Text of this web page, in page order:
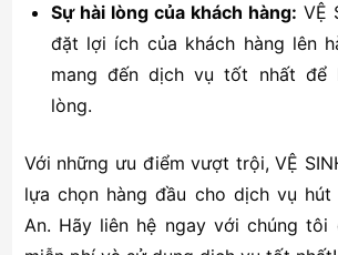
Sự hài lòng của khách hàng: VỆ
đặt lợi ích của khách hàng lên
mang đến dịch vụ tốt nhất để
lòng.
Với những ưu điểm vượt trội, VỆ
lựa chọn hàng đầu cho dịch vụ
An. Hãy liên hệ ngay với chúng